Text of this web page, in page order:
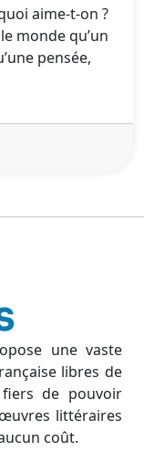
aime-t-on ?
monde qu’un
pensée,
une vaste
libres de
de pouvoir
littéraires
coût.